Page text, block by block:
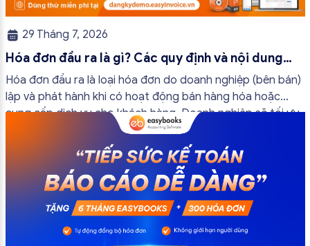
29 Tháng 7, 2026
Hóa đơn đầu ra là gì? Các quy định và nội dung
bắt buộc mới nhất
Hóa đơn đầu ra là loại hóa đơn do doanh nghiệp (bên bán)
lập và phát hành khi có hoạt động bán hàng hóa hoặc
cung cấp dịch vụ cho khách hàng. Doanh nghiệp sẽ tối ưu
quy trình vận hành và tránh được những án phạt hành
chính không đáng có nếu nắm rõ […]